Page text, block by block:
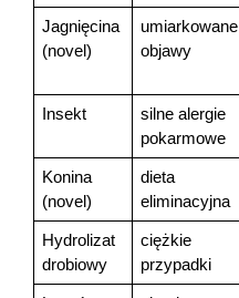
Jagnięcina
(novel)
umiarkowane
objawy
Insekt
silne alergie
pokarmowe
Konina
(novel)
dieta
eliminacyjna
Hydrolizat
drobiowy
ciężkie
przypadki